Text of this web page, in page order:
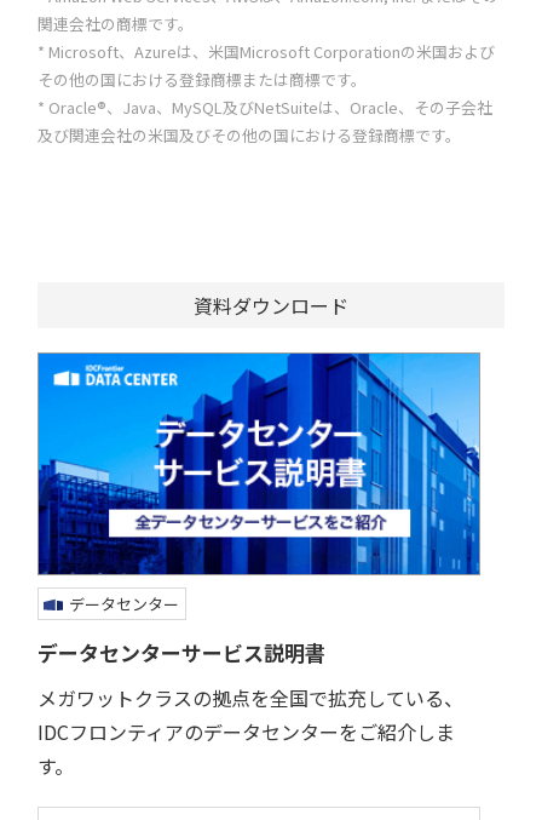
関連会社の商標です。
* Microsoft、Azureは、米国Microsoft Corporationの米国および
その他の国における登録商標または商標です。
* Oracle®、Java、MySQL及びNetSuiteは、Oracle、その子会社
及び関連会社の米国及びその他の国における登録商標です。
資料ダウンロード
データセンター
データセンターサービス説明書
メガワットクラスの拠点を全国で拡充している、
IDCフロンティアのデータセンターをご紹介しま
す。